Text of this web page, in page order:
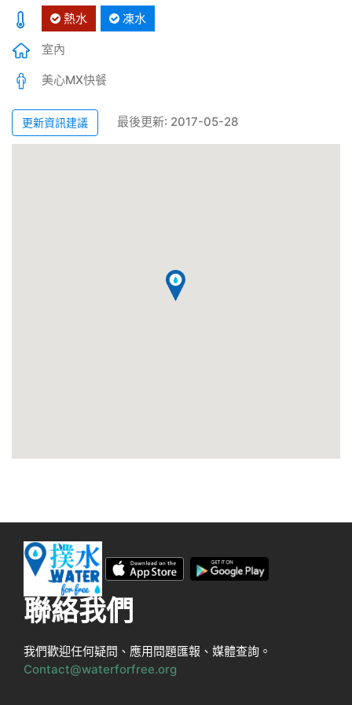
熱水 凍水
室內
美心MX快餐
更新資訊建議 最後更新: 2017-05-28
聯絡我們
我們歡迎任何疑問、應用問題匯報、媒體查詢。
Contact@waterforfree.org